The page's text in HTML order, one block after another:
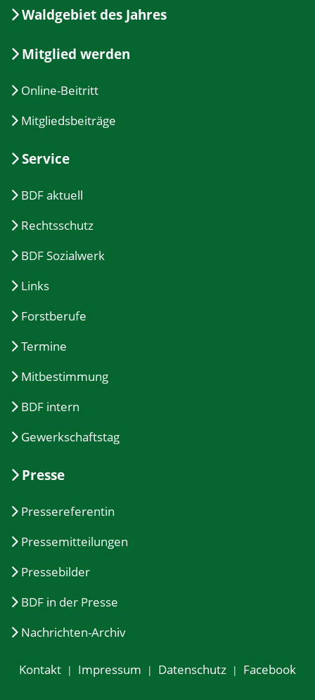
Waldgebiet des Jahres
Mitglied werden
Online-Beitritt
Mitgliedsbeiträge
Service
BDF aktuell
Rechtsschutz
BDF Sozialwerk
Links
Forstberufe
Termine
Mitbestimmung
BDF intern
Gewerkschaftstag
Presse
Pressereferentin
Pressemitteilungen
Pressebilder
BDF in der Presse
Nachrichten-Archiv
Kontakt Impressum Datenschutz Facebook